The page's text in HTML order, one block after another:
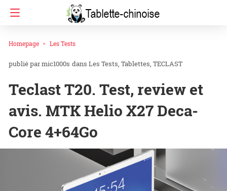
Homepage Les Tests
mic1000s dans Les Tests Tablettes TECLAST
Teclast T20. Test, review et
avis. MTK Helio X27 Deca-
Core 4+64Go